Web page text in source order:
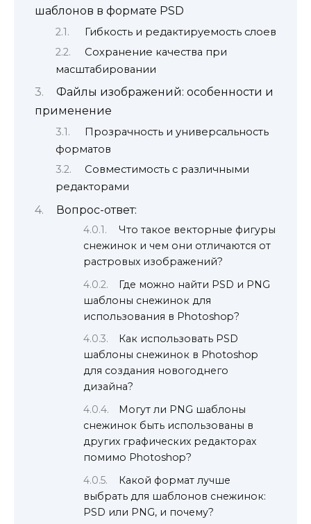
шаблонов в формате PSD
Гибкость и редактируемость слоев
Сохранение качества при
масштабировании
Файлы изображений: особенности и
применение
Прозрачность и универсальность
форматов
Совместимость с различными
редакторами
Вопрос-ответ:
Что такое векторные фигуры
снежинок и чем они отличаются от
растровых изображений?
Где можно найти PSD и PNG
шаблоны снежинок для
использования в Photoshop?
Как использовать PSD
шаблоны снежинок в Photoshop
для создания новогоднего
дизайна?
Могут ли PNG шаблоны
снежинок быть использованы в
других графических редакторах
помимо Photoshop?
Какой формат лучше
выбрать для шаблонов снежинок:
PSD или PNG, и почему?